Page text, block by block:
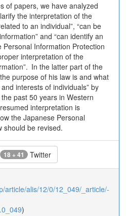
of papers, we have analyzed
the interpretation of the
to an individual”, “can be
and “can identify an
Personal Information Protection
interpretation of the
In the latter part of the
purpose of his law is and what
interests of individuals” by
past 50 years in Western
interpretation is
the Japanese Personal
should be revised.
18 + 41 Twitter
article/alis/12/0/12_049/_article/-
)